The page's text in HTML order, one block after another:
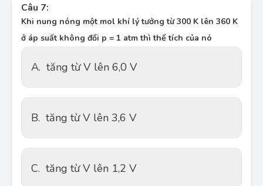
Câu 7:
Khi nung nóng một mol khí lý tưởng từ 300 K lên 360 K
ở áp suất không đổi p = 1 atm thì thể tích của nó
A. tăng từ V lên 6,0 V
B. tăng từ V lên 3,6 V
C. tăng từ V lên 1,2 V